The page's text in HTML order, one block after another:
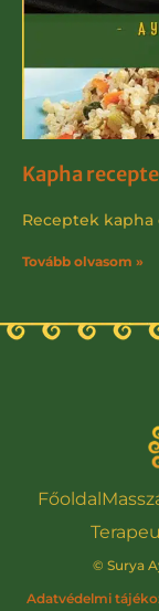
Kapha
Receptek kapha
Tovább olvasom »
Főoldal
© Surya
Adatvédelmi